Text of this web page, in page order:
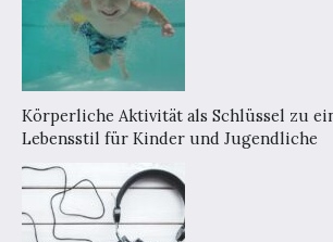
Körperliche Aktivität als Schlüssel zu
Lebensstil für Kinder und Jugendliche